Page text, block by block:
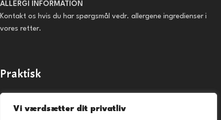
Vi værdsætter dit privatliv
ALLERGI INFORMATION
Kontakt os hvis du har spørgsmål vedr. allergene ingredienser i
vores retter.
Praktisk
Takeaway